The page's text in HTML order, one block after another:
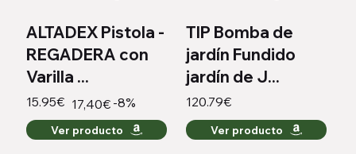
ALTADEX Pistola -
REGADERA con
Varilla ...
15.95€ 17,40€ -8%
Ver producto
TIP Bomba de
jardín Fundido
jardín de J...
120.79€
Ver producto